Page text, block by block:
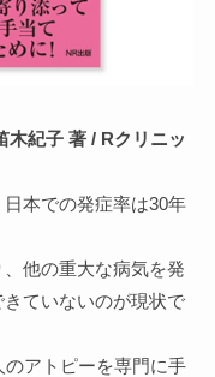
木紀子 著 / Rクリニッ
本での発症率は30年
他の重大な病気を発
ていないのが現状で
アトピーを専門に手